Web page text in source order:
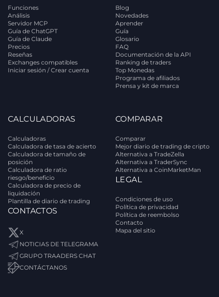
Funciones
Análisis
Servidor MCP
Guía de ChatGPT
Guía de Claude
Precios
Reseñas
Exchanges compatibles
Iniciar sesión / Crear cuenta
Blog
Novedades
Aprender
Guía
Glosario
FAQ
Documentación de la API
Ranking de traders
Top Monedas
Programa de afiliados
Prensa y kit de marca
CALCULADORAS
Calculadoras
Calculadora de tasa de acierto
Calculadora de tamaño de
posición
Calculadora de ratio
riesgo/beneficio
Calculadora de precio de
liquidación
Plantilla de diario de trading
CONTACTOS
X
NOTICIAS DE TELEGRAMA
GRUPO TRAADERS CHAT
CONTÁCTANOS
COMPARAR
Comparar
Mejor diario de trading de cripto
Alternativa a TradeZella
Alternativa a TraderSync
Alternativa a CoinMarketMan
LEGAL
Condiciones de uso
Política de privacidad
Política de reembolso
Contacto
Mapa del sitio